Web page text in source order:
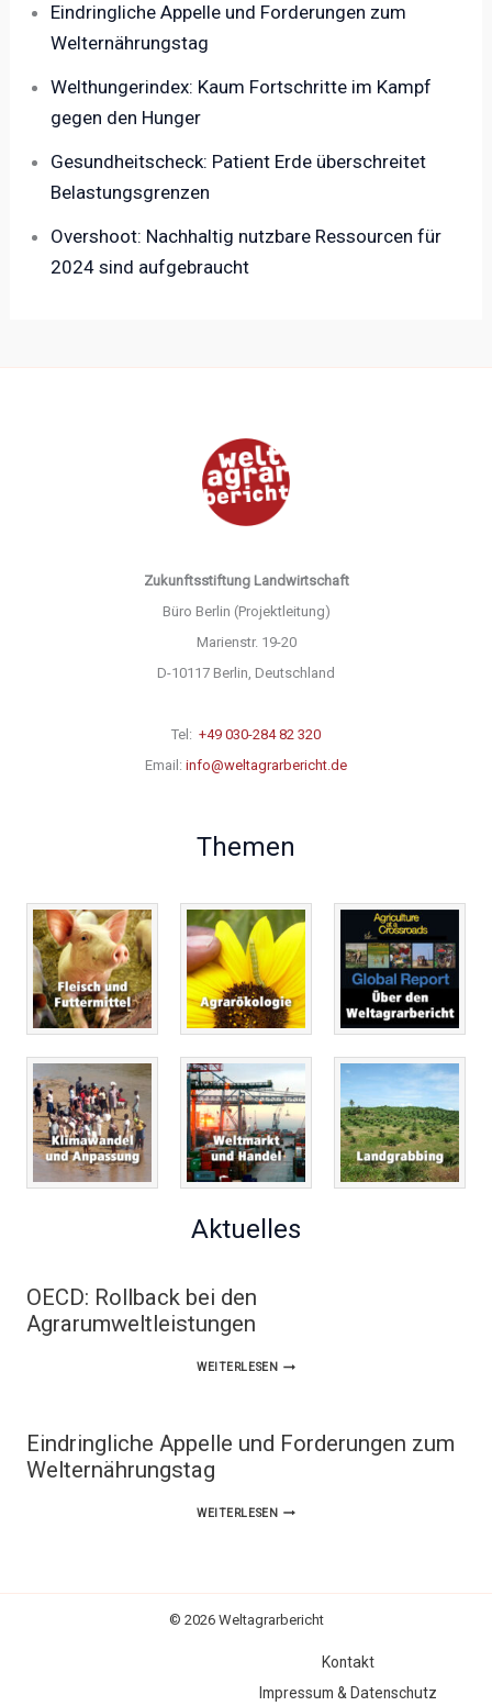
Eindringliche Appelle und Forderungen zum
Welternährungstag
Welthungerindex: Kaum Fortschritte im Kampf
gegen den Hunger
Gesundheitscheck: Patient Erde überschreitet
Belastungsgrenzen
Overshoot: Nachhaltig nutzbare Ressourcen für
2024 sind aufgebraucht
Zukunftsstiftung Landwirtschaft
Büro Berlin (Projektleitung)
Marienstr. 19-20
D-10117 Berlin, Deutschland
Tel: +49 030-284 82 320
Email: info@weltagrarbericht.de
Themen
Aktuelles
OECD: Rollback bei den
Agrarumweltleistungen
WEITERLESENOECD:
Eindringliche Appelle und Forderungen zum
Welternährungstag
WEITERLESENEINDRINGLICHE
WELTERNÄHRUNGSTAG
© 2026 Weltagrarbericht
Kontakt
Impressum & Datenschutz